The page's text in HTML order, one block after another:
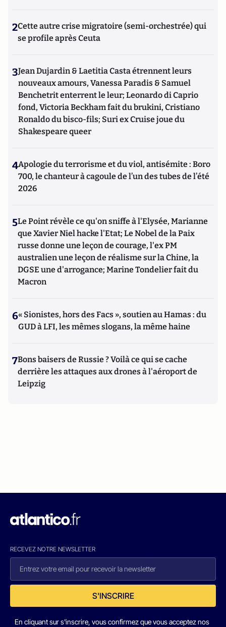
2Cette autre crise migratoire (semi-orchestrée) qui
se profile après Ceuta
3Jean Dujardin & Laetitia Casta étrennent leurs
nouveaux amours, Vanessa Paradis & Samuel
Benchetrit enterrent le leur; Leonardo di Caprio
fond, Victoria Beckham fait du brukini, Cristiano
Ronaldo du bisco-fils; Suri ex Cruise joue du
Shakespeare queer
4Apologie du terrorisme et du viol, antisémite : Boro
700, le chanteur à cagoule de l’un des tubes de l’été
2026
5Le Point révèle ce qu'on sniffe à l'Elysée, Marianne
que Xavier Niel hacke l'Etat; Le Nobel de la Paix
russe donne une leçon de courage, l'ex PM
australien une leçon de réalisme sur la Chine, la
DGSE une d'arrogance; Marine Tondelier fait du
Macron
6« Sionistes, hors des Facs », soutien au Hamas : du
GUD à LFI, les mêmes slogans, la même haine
7Bons baisers de Russie ? Voilà ce qui se cache
derrière les attaques aux drones à l'aéroport de
Leipzig
RECEVEZ NOTRE NEWSLETTER
S'INSCRIRE
En cliquant sur s'inscrire, vous confirmez que vous acceptez nos